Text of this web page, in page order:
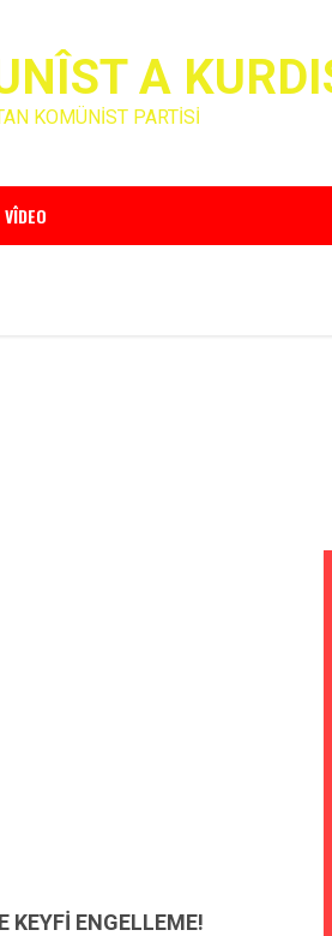
A
KOMÜNİST PARTİSİ
VÎDEO
KEYFİ ENGELLEME!